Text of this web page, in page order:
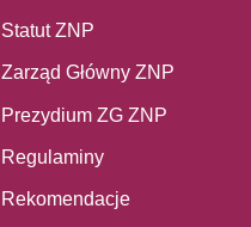
Statut ZNP
Zarząd Główny ZNP
Prezydium ZG ZNP
Regulaminy
Rekomendacje